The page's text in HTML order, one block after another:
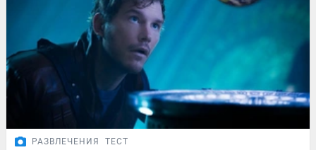
РАЗВЛЕЧЕНИЯ ТЕСТ